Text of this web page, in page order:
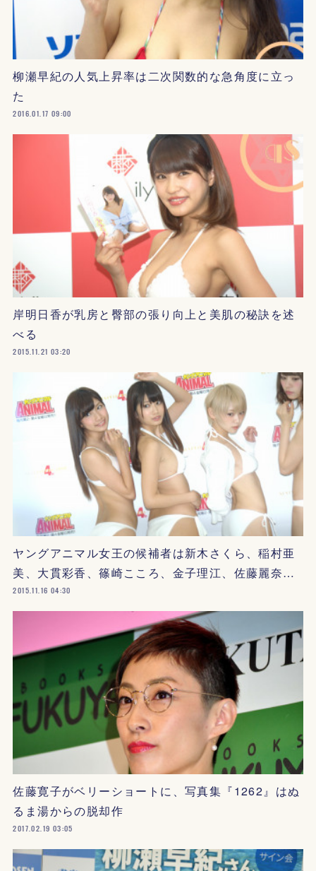
柳瀬早紀の人気上昇率は二次関数的な急角度に立っ
た
2016.01.17 09:00
岸明日香が乳房と臀部の張り向上と美肌の秘訣を述
べる
2015.11.21 03:20
ヤングアニマル女王の候補者は新木さくら、稲村亜
美、大貫彩香、篠崎こころ、金子理江、佐藤麗奈…
2015.11.16 04:30
佐藤寛子がベリーショートに、写真集『1262』はぬ
るま湯からの脱却作
2017.02.19 03:05